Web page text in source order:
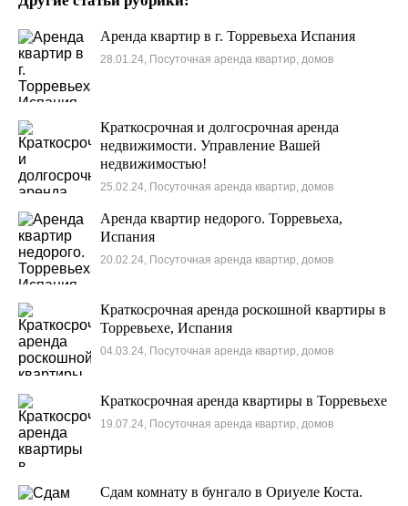
Аренда квартир в г. Торревьеха Испания
28.01.24, Посуточная аренда квартир, домов
Краткосрочная и долгосрочная аренда
недвижимости. Управление Вашей
недвижимостью!
25.02.24, Посуточная аренда квартир, домов
Аренда квартир недорого. Торревьеха,
Испания
20.02.24, Посуточная аренда квартир, домов
Краткосрочная аренда роскошной квартиры в
Торревьехе, Испания
04.03.24, Посуточная аренда квартир, домов
Краткосрочная аренда квартиры в Торревьехе
19.07.24, Посуточная аренда квартир, домов
Сдам комнату в бунгало в Ориуеле Коста.